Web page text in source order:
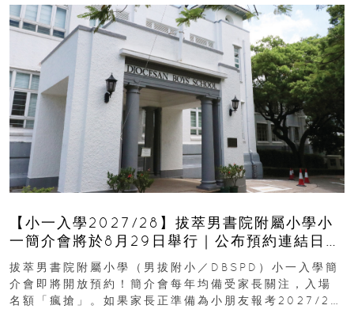
【小一入學2027/28】拔萃男書院附屬小學小
一簡介會將於8月29日舉行｜公布預約連結日期
｜更設有網上重溫
拔萃男書院附屬小學（男拔附小／DBSPD）小一入學簡
介會即將開放預約！簡介會每年均備受家長關注，入場
名額「瘋搶」。如果家長正準備為小朋友報考2027/28